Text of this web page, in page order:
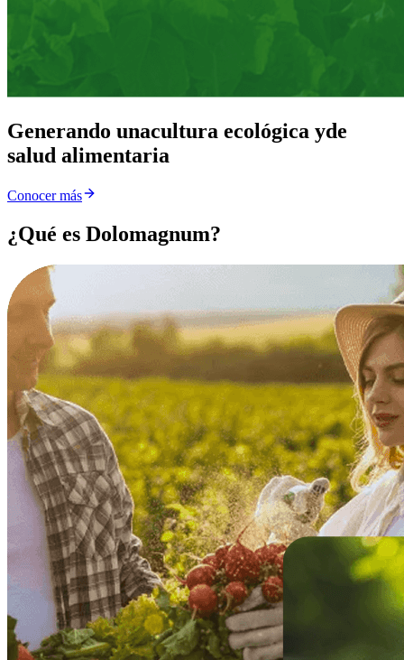
Generando unacultura ecológica yde
salud alimentaria
Conocer más
¿Qué es Dolomagnum?